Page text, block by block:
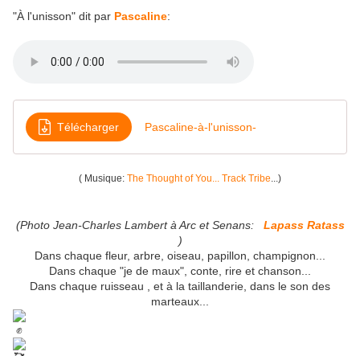
"À l'unisson" dit par Pascaline:
Télécharger Pascaline-à-l'unisson-
( Musique: The Thought of You... Track Tribe...)
(Photo Jean-Charles Lambert à Arc et Senans: Lapass Ratass
)
Dans chaque fleur, arbre, oiseau, papillon, champignon...
Dans chaque "je de maux", conte, rire et chanson...
Dans chaque ruisseau , et à la taillanderie, dans le son des
marteaux...